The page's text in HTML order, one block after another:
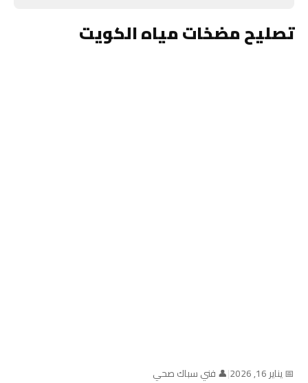
تصليح مضخات مياه الكويت
📅 يناير 16, 2026 |👤 فني سباك صحي